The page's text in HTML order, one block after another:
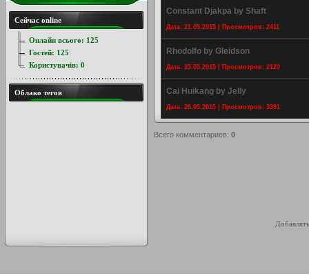
Constant Djakpa by Shaft
Дата: 21.05.2015 | Просмотров: 2411
Rhodolfo by Gleidson
Дата: 25.05.2015 | Просмотров: 2120
Cai Huikang by Jelly
Дата: 26.05.2015 | Просмотров: 3391
Всего комментариев: 0
Сейчас online
Онлайн всього: 125
Гостей: 125
Користувачів: 0
Облако тегов